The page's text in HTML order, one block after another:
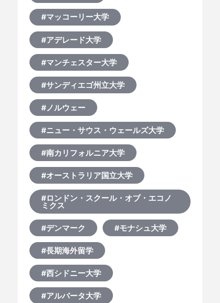
#マッコーリー大学
#アデレード大学
#マンチェスター大学
#サンディエゴ州立大学
#ノルウェー
#ニュー・サウス・ウェールズ大学
#南カリフォルニア大学
#オーストラリア国立大学
#ロンドン・スクール・オブ・エコノ
ミクス
#デンマーク #モナシュ大学
#長期海外留学
#西シドニー大学
#アルバータ大学